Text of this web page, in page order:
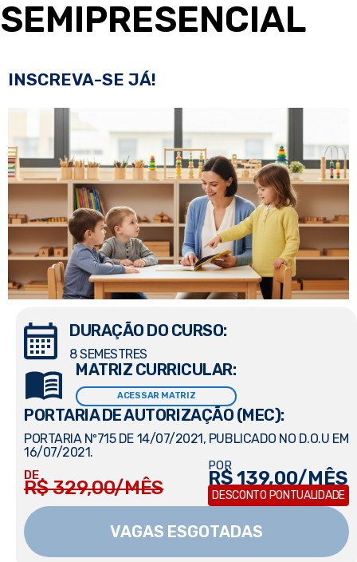
SEMIPRESENCIAL
INSCREVA-SE JÁ!
DURAÇÃO DO CURSO:
8 SEMESTRES
MATRIZ CURRICULAR:
ACESSAR MATRIZ
PORTARIA DE AUTORIZAÇÃO (MEC):
PORTARIA Nº715 DE 14/07/2021, PUBLICADO NO D.O.U EM
16/07/2021.
DE
R$ 329,00/MÊS
POR
R$ 139,00/MÊS
DESCONTO PONTUALIDADE
VAGAS ESGOTADAS